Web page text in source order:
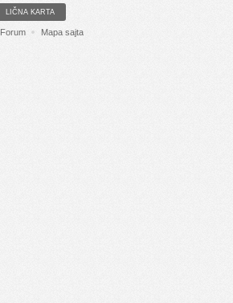
LIČNA KARTA
Forum Mapa sajta